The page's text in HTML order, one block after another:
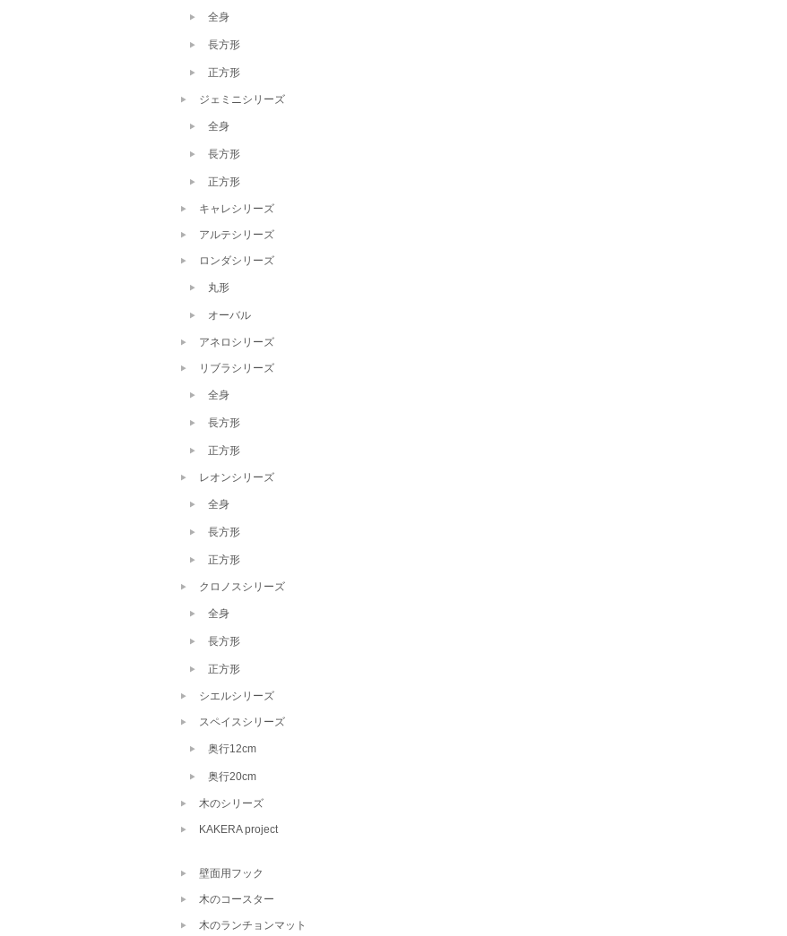
全身
長方形
正方形
ジェミニシリーズ
全身
長方形
正方形
キャレシリーズ
アルテシリーズ
ロンダシリーズ
丸形
オーバル
アネロシリーズ
リブラシリーズ
全身
長方形
正方形
レオンシリーズ
全身
長方形
正方形
クロノスシリーズ
全身
長方形
正方形
シエルシリーズ
スペイスシリーズ
奥行12cm
奥行20cm
木のシリーズ
KAKERA project
壁面用フック
木のコースター
木のランチョンマット